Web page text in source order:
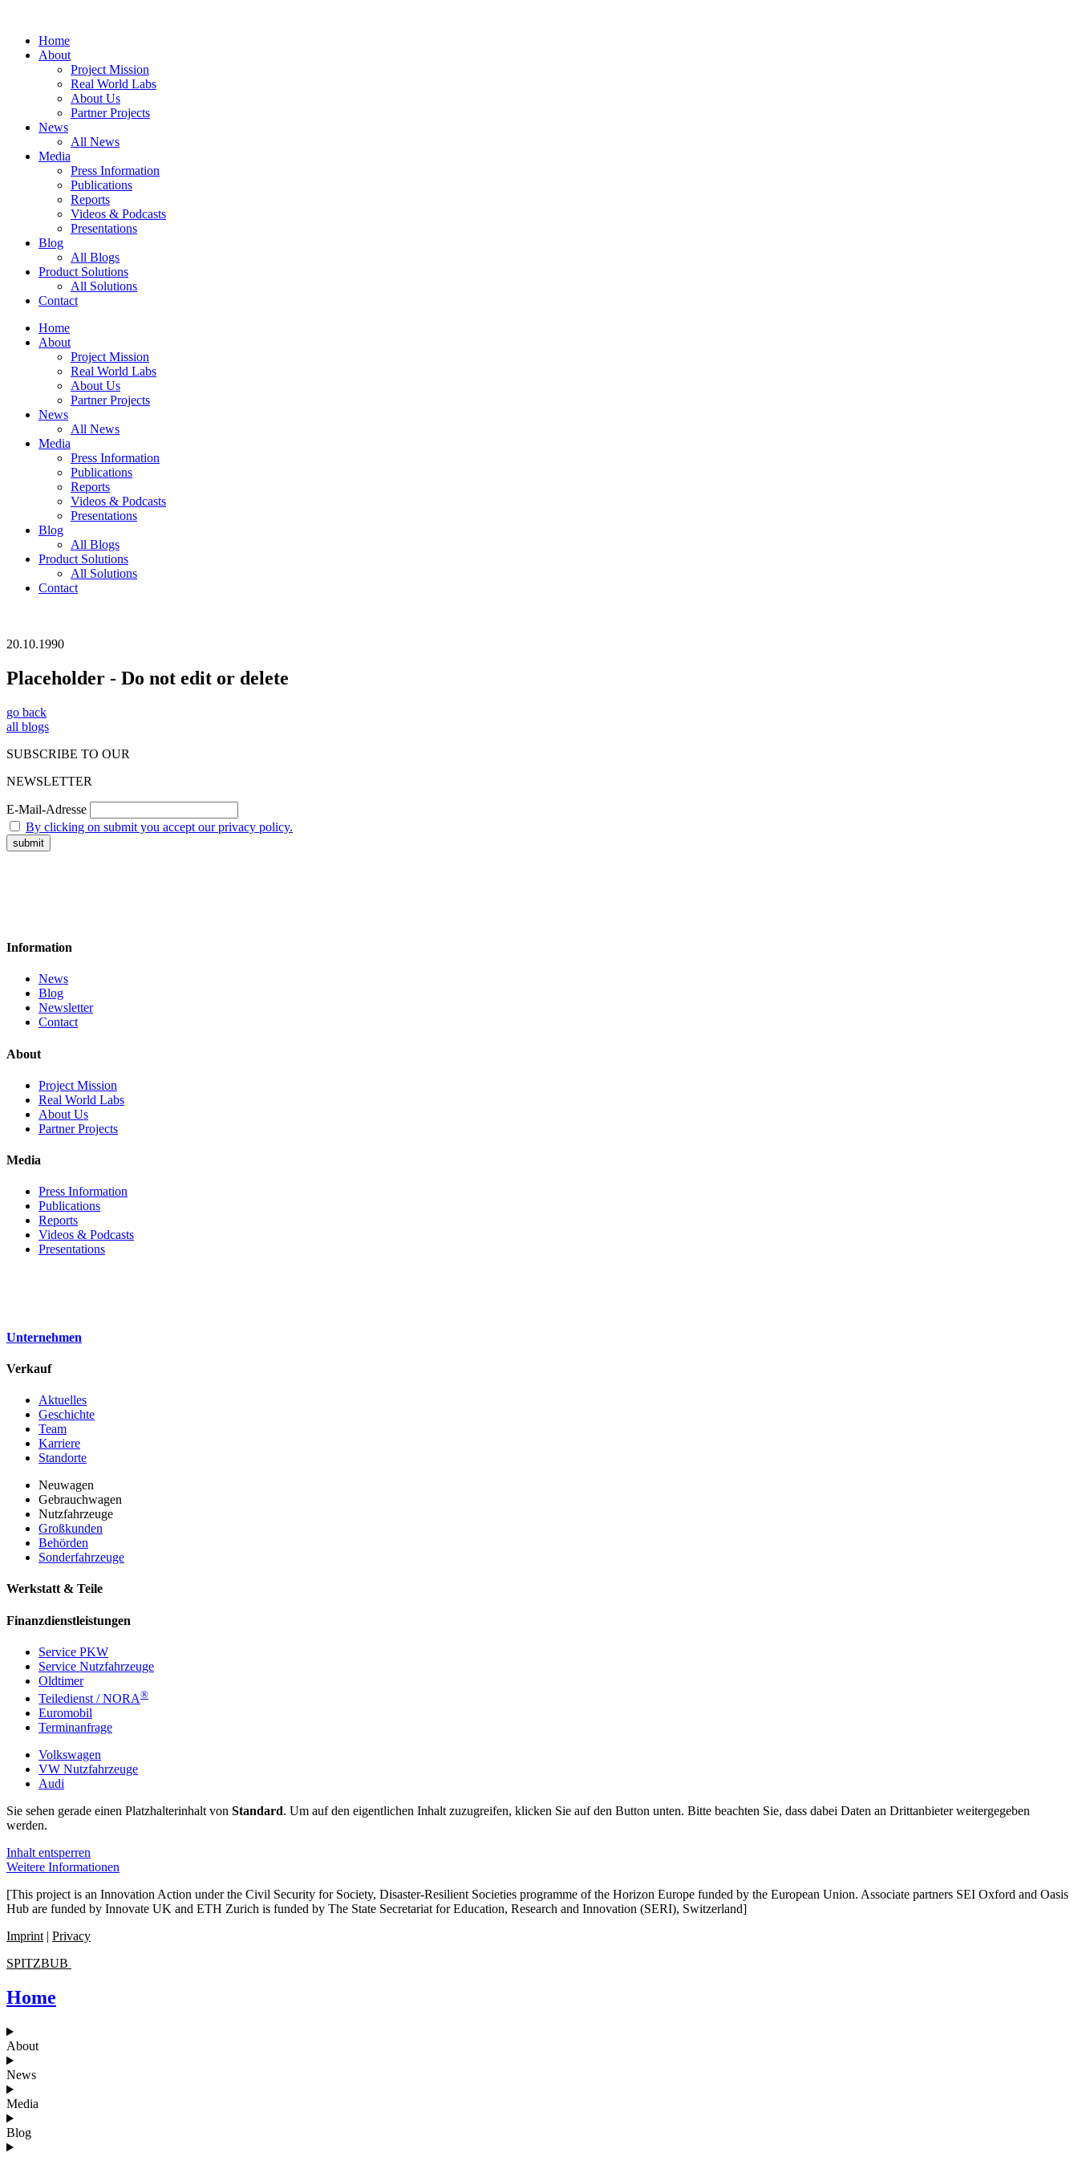
springenHome
About
Project Mission
Real World Labs
About Us
Partner Projects
News
All News
Media
Press Information
Publications
Reports
Videos & Podcasts
Presentations
Blog
All Blogs
Product Solutions
All Solutions
Contact
Home
About
Project Mission
Real World Labs
About Us
Partner Projects
News
All News
Media
Press Information
Publications
Reports
Videos & Podcasts
Presentations
Blog
All Blogs
Product Solutions
All Solutions
Contact
20.10.1990
Placeholder - Do not edit or delete
go back
all blogs
SUBSCRIBE TO OUR
NEWSLETTER
E-Mail-Adresse
By clicking on submit you accept our privacy policy.
Information
News
Blog
Newsletter
Contact
About
Project Mission
Real World Labs
About Us
Partner Projects
Media
Press Information
Publications
Reports
Videos & Podcasts
Presentations
Unternehmen
Verkauf
Aktuelles
Geschichte
Team
Karriere
Standorte
Neuwagen
Gebrauchwagen
Nutzfahrzeuge
Großkunden
Behörden
Sonderfahrzeuge
Werkstatt & Teile
Finanzdienstleistungen
Service PKW
Service Nutzfahrzeuge
Oldtimer
Teiledienst / NORA®
Euromobil
Terminanfrage
Volkswagen
VW Nutzfahrzeuge
Audi
Sie sehen gerade einen Platzhalterinhalt von Standard. Um auf den eigentlichen Inhalt zuzugreifen, klicken Sie auf den Button unten. Bitte beachten Sie, dass dabei Daten an Drittanbieter weitergegeben
werden.
Inhalt entsperren
Weitere Informationen
[This project is an Innovation Action under the Civil Security for Society, Disaster-Resilient Societies programme of the Horizon Europe funded by the European Union. Associate partners SEI Oxford and Oasis
Hub are funded by Innovate UK and ETH Zurich is funded by The State Secretariat for Education, Research and Innovation (SERI), Switzerland]
Imprint | Privacy
SPITZBUB
Home
About
News
Media
Blog